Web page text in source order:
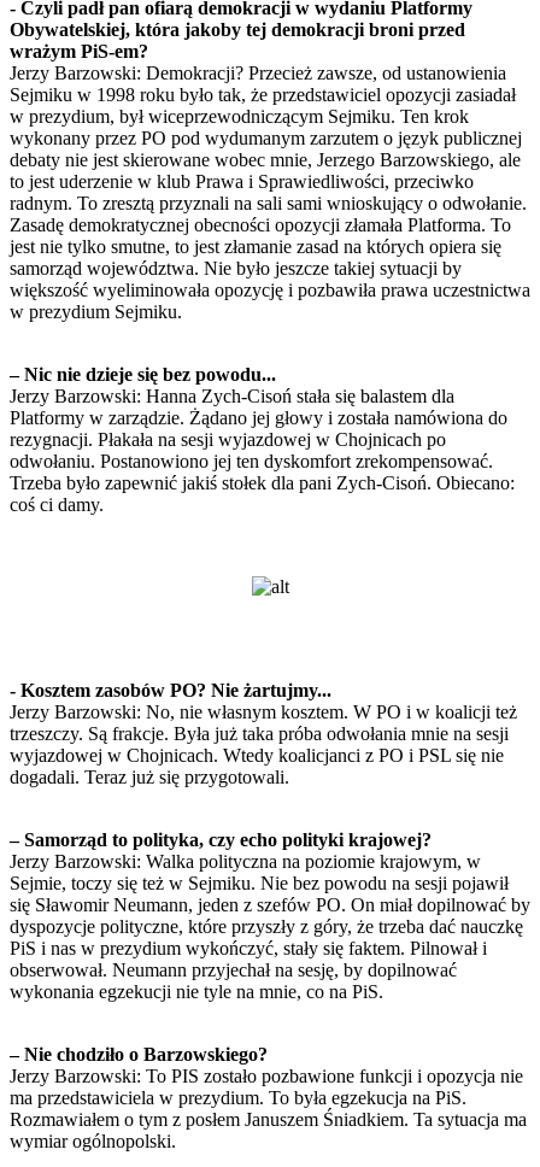
- Czyli padł pan ofiarą demokracji w wydaniu Platformy
Obywatelskiej, która jakoby tej demokracji broni przed
wrażym PiS-em?
Jerzy Barzowski: Demokracji? Przecież zawsze, od ustanowienia
Sejmiku w 1998 roku było tak, że przedstawiciel opozycji zasiadał
w prezydium, był wiceprzewodniczącym Sejmiku. Ten krok
wykonany przez PO pod wydumanym zarzutem o język publicznej
debaty nie jest skierowane wobec mnie, Jerzego Barzowskiego, ale
to jest uderzenie w klub Prawa i Sprawiedliwości, przeciwko
radnym. To zresztą przyznali na sali sami wnioskujący o odwołanie.
Zasadę demokratycznej obecności opozycji złamała Platforma. To
jest nie tylko smutne, to jest złamanie zasad na których opiera się
samorząd województwa. Nie było jeszcze takiej sytuacji by
większość wyeliminowała opozycję i pozbawiła prawa uczestnictwa
w prezydium Sejmiku.
– Nic nie dzieje się bez powodu...
Jerzy Barzowski: Hanna Zych-Cisoń stała się balastem dla
Platformy w zarządzie. Żądano jej głowy i została namówiona do
rezygnacji. Płakała na sesji wyjazdowej w Chojnicach po
odwołaniu. Postanowiono jej ten dyskomfort zrekompensować.
Trzeba było zapewnić jakiś stołek dla pani Zych-Cisoń. Obiecano:
coś ci damy.
- Kosztem zasobów PO? Nie żartujmy...
Jerzy Barzowski: No, nie własnym kosztem. W PO i w koalicji też
trzeszczy. Są frakcje. Była już taka próba odwołania mnie na sesji
wyjazdowej w Chojnicach. Wtedy koalicjanci z PO i PSL się nie
dogadali. Teraz już się przygotowali.
– Samorząd to polityka, czy echo polityki krajowej?
Jerzy Barzowski: Walka polityczna na poziomie krajowym, w
Sejmie, toczy się też w Sejmiku. Nie bez powodu na sesji pojawił
się Sławomir Neumann, jeden z szefów PO. On miał dopilnować by
dyspozycje polityczne, które przyszły z góry, że trzeba dać nauczkę
PiS i nas w prezydium wykończyć, stały się faktem. Pilnował i
obserwował. Neumann przyjechał na sesję, by dopilnować
wykonania egzekucji nie tyle na mnie, co na PiS.
– Nie chodziło o Barzowskiego?
Jerzy Barzowski: To PIS zostało pozbawione funkcji i opozycja nie
ma przedstawiciela w prezydium. To była egzekucja na PiS.
Rozmawiałem o tym z posłem Januszem Śniadkiem. Ta sytuacja ma
wymiar ogólnopolski.